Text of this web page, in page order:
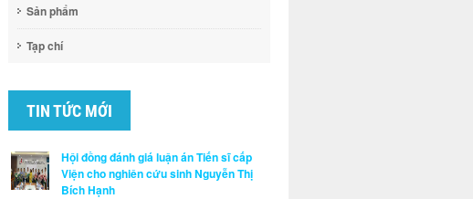
Sản phẩm
Tạp chí
TIN TỨC MỚI
Hội đồng đánh giá luận án Tiến sĩ cấp
Viện cho nghiên cứu sinh Nguyễn Thị
Bích Hạnh